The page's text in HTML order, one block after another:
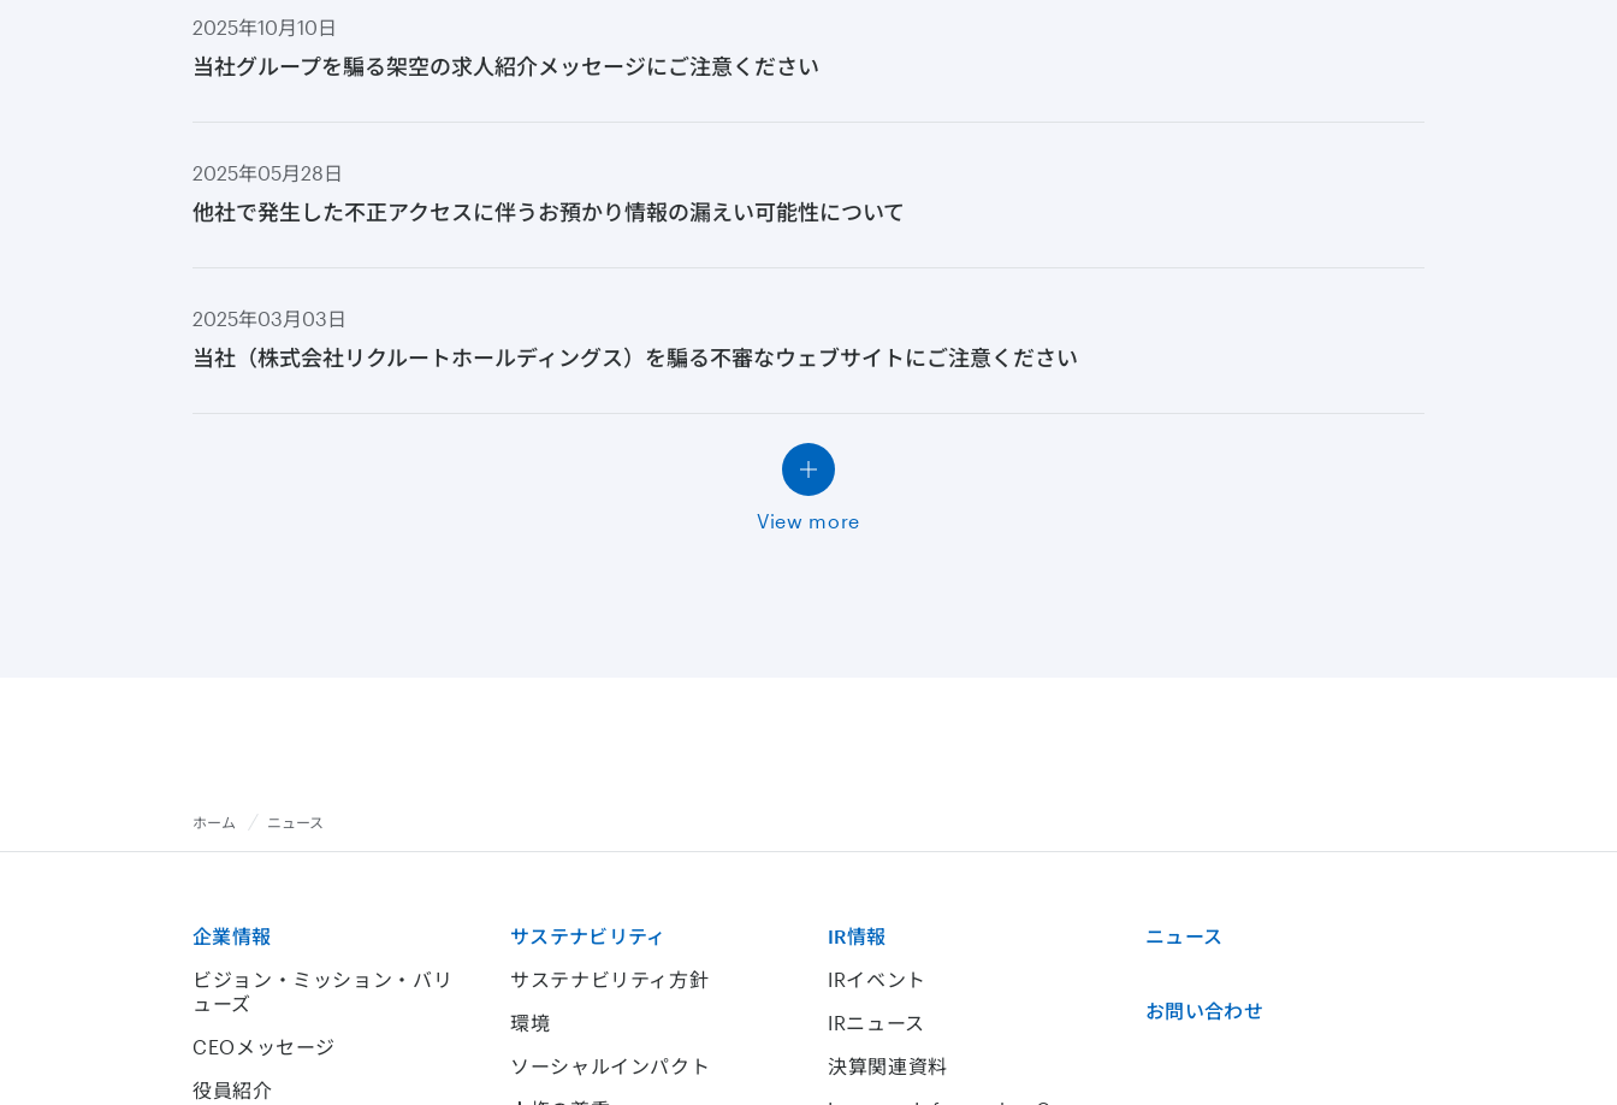
2025年10月10日
当社グループを騙る架空の求人紹介メッセージにご注意ください
2025年05月28日
他社で発生した不正アクセスに伴うお預かり情報の漏えい可能性について
2025年03月03日
当社（株式会社リクルートホールディングス）を騙る不審なウェブサイトにご注意ください
View more
ホーム ニュース
企業情報
ビジョン・ミッション・バリ
ューズ
CEOメッセージ
役員紹介
サステナビリティ
サステナビリティ方針
環境
ソーシャルインパクト
IR情報
IRイベント
IRニュース
決算関連資料
ニュース
お問い合わせ